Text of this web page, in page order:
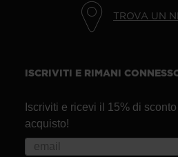
TROVA UN
ISCRIVITI E RIMANI
Iscriviti e ricevi il 15% di
acquisto!